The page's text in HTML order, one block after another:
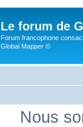
Le forum de
Forum francophone
Global Mapper ©
Nous